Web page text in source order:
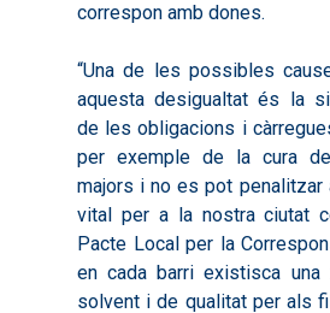
correspon amb dones.
“Una de les possibles
aquesta desigualtat és la
de les obligacions i
per exemple de la cura
majors i no es pot penalitzar
vital per a la nostra ciutat
Pacte Local per la
en cada barri existisca una
solvent i de qualitat per als